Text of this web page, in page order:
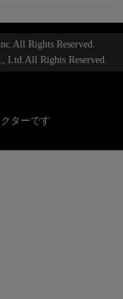
Rights Reserved.
Ltd.All Rights Reserved.
ターです